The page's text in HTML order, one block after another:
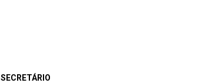
SECRETÁRIO